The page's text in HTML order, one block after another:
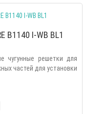
B1140 I-WB BL1
чугунные решетки для
частей для установки